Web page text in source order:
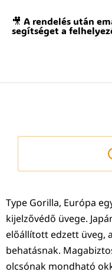
🎥 A rendelés után
segítséget a
Type Gorilla, Európa
kijelzővédő üvege.
előállított edzett üveg,
behatásnak.
olcsónak mondható